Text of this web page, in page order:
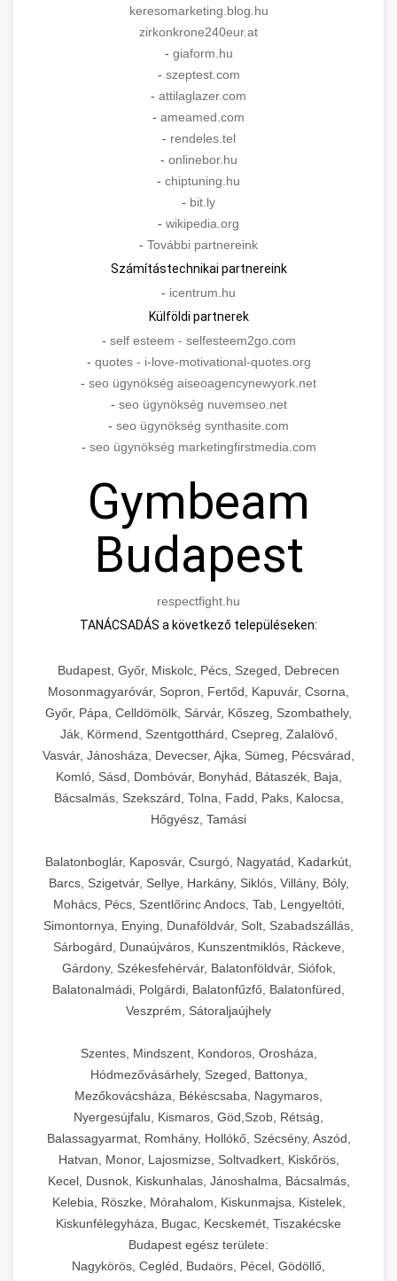
keresomarketing.blog.hu
zirkonkrone240eur.at
- giaform.hu
- szeptest.com
- attilaglazer.com
- ameamed.com
- rendeles.tel
- onlinebor.hu
- chiptuning.hu
- bit.ly
- wikipedia.org
- További partnereink
Számítástechnikai partnereink
- icentrum.hu
Külföldi partnerek
- self esteem - selfesteem2go.com
- quotes - i-love-motivational-quotes.org
- seo ügynökség aiseoagencynewyork.net
- seo ügynökség nuvemseo.net
- seo ügynökség synthasite.com
- seo ügynökség marketingfirstmedia.com
Gymbeam
Budapest
respectfight.hu
TANÁCSADÁS a következő településeken:
Budapest, Győr, Miskolc, Pécs, Szeged, Debrecen
Mosonmagyaróvár, Sopron, Fertőd, Kapuvár, Csorna,
Győr, Pápa, Celldömölk, Sárvár, Kőszeg, Szombathely,
Ják, Körmend, Szentgotthárd, Csepreg, Zalalövő,
Vasvár, Jánosháza, Devecser, Ajka, Sümeg, Pécsvárad,
Komló, Sásd, Dombóvár, Bonyhád, Bátaszék, Baja,
Bácsalmás, Szekszárd, Tolna, Fadd, Paks, Kalocsa,
Hőgyész, Tamási
Balatonboglár, Kaposvár, Csurgó, Nagyatád, Kadarkút,
Barcs, Szigetvár, Sellye, Harkány, Siklós, Villány, Bóly,
Mohács, Pécs, Szentlőrinc Andocs, Tab, Lengyeltóti,
Simontornya, Enying, Dunaföldvár, Solt, Szabadszállás,
Sárbogárd, Dunaújváros, Kunszentmiklós, Ráckeve,
Gárdony, Székesfehérvár, Balatonföldvár, Siófok,
Balatonalmádi, Polgárdi, Balatonfűzfő, Balatonfüred,
Veszprém, Sátoraljaújhely
Szentes, Mindszent, Kondoros, Orosháza,
Hódmezővásárhely, Szeged, Battonya,
Mezőkovácsháza, Békéscsaba, Nagymaros,
Nyergesújfalu, Kismaros, Göd,Szob, Rétság,
Balassagyarmat, Romhány, Hollókő, Szécsény, Aszód,
Hatvan, Monor, Lajosmizse, Soltvadkert, Kiskőrös,
Kecel, Dusnok, Kiskunhalas, Jánoshalma, Bácsalmás,
Kelebia, Röszke, Mórahalom, Kiskunmajsa, Kistelek,
Kiskunfélegyháza, Bugac, Kecskemét, Tiszakécske
Budapest egész területe:
Nagykörös, Cegléd, Budaörs, Pécel, Gödöllő,